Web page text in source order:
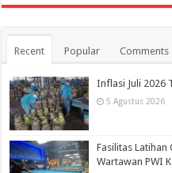
Recent Popular Comments
Inflasi Juli 2026
5 Agustus 2026
Fasilitas Latihan
Wartawan PWI